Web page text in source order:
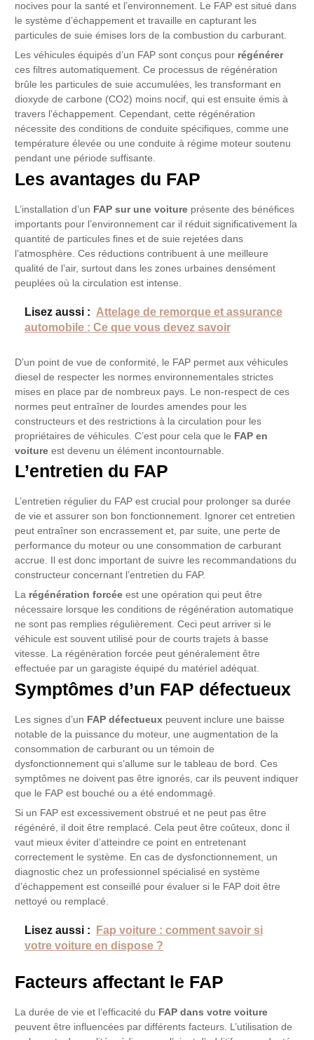
nocives pour la santé et l’environnement. Le FAP est situé dans
le système d’échappement et travaille en capturant les
particules de suie émises lors de la combustion du carburant.
Les véhicules équipés d’un FAP sont conçus pour régénérer
ces filtres automatiquement. Ce processus de régénération
brûle les particules de suie accumulées, les transformant en
dioxyde de carbone (CO2) moins nocif, qui est ensuite émis à
travers l’échappement. Cependant, cette régénération
nécessite des conditions de conduite spécifiques, comme une
température élevée ou une conduite à régime moteur soutenu
pendant une période suffisante.
Les avantages du FAP
L’installation d’un FAP sur une voiture présente des bénéfices
importants pour l’environnement car il réduit significativement la
quantité de particules fines et de suie rejetées dans
l’atmosphère. Ces réductions contribuent à une meilleure
qualité de l’air, surtout dans les zones urbaines densément
peuplées où la circulation est intense.
Lisez aussi : Attelage de remorque et assurance
automobile : Ce que vous devez savoir
D’un point de vue de conformité, le FAP permet aux véhicules
diesel de respecter les normes environnementales strictes
mises en place par de nombreux pays. Le non-respect de ces
normes peut entraîner de lourdes amendes pour les
constructeurs et des restrictions à la circulation pour les
propriétaires de véhicules. C’est pour cela que le FAP en
voiture est devenu un élément incontournable.
L’entretien du FAP
L’entretien régulier du FAP est crucial pour prolonger sa durée
de vie et assurer son bon fonctionnement. Ignorer cet entretien
peut entraîner son encrassement et, par suite, une perte de
performance du moteur ou une consommation de carburant
accrue. Il est donc important de suivre les recommandations du
constructeur concernant l’entretien du FAP.
La régénération forcée est une opération qui peut être
nécessaire lorsque les conditions de régénération automatique
ne sont pas remplies régulièrement. Ceci peut arriver si le
véhicule est souvent utilisé pour de courts trajets à basse
vitesse. La régénération forcée peut généralement être
effectuée par un garagiste équipé du matériel adéquat.
Symptômes d’un FAP défectueux
Les signes d’un FAP défectueux peuvent inclure une baisse
notable de la puissance du moteur, une augmentation de la
consommation de carburant ou un témoin de
dysfonctionnement qui s’allume sur le tableau de bord. Ces
symptômes ne doivent pas être ignorés, car ils peuvent indiquer
que le FAP est bouché ou a été endommagé.
Si un FAP est excessivement obstrué et ne peut pas être
régénéré, il doit être remplacé. Cela peut être coûteux, donc il
vaut mieux éviter d’atteindre ce point en entretenant
correctement le système. En cas de dysfonctionnement, un
diagnostic chez un professionnel spécialisé en système
d’échappement est conseillé pour évaluer si le FAP doit être
nettoyé ou remplacé.
Lisez aussi :
Fap voiture : comment savoir si
votre voiture en dispose ?
Facteurs affectant le FAP
La durée de vie et l’efficacité du FAP dans votre voiture
peuvent être influencées par différents facteurs. L’utilisation de